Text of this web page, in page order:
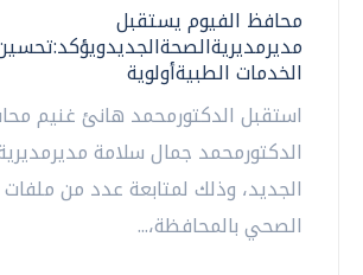
محافظ الفيوم يستقبل
الخدمات الطبيةأولوية
استقبل الدكتورمحمد هانئ غنيم
الدكتورمحمد جمال سلامة
الجديد، وذلك لمتابعة عدد من
الصحي بالمحافظة،...